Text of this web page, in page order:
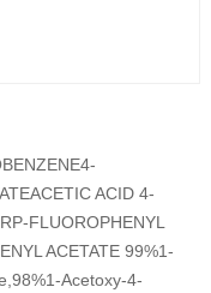
ACID 4-
FLUOROPHENYL
ACETATE 99%1-
Acetoxy-4-